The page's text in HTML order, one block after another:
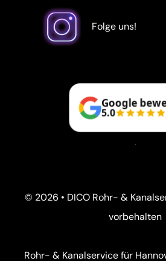
Folge uns!
Google
5.0
© 2026 • DICO Rohr- &
vorbehalten
Rohr- & Kanalservice für